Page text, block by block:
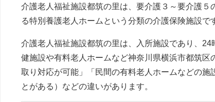
介護老人福祉施設都筑の里は、要介護３～要介護
る特別養護老人ホームという分類の介護保険施設で
介護老人福祉施設都筑の里は、入所施設であり、
健施設や有料老人ホームなど神奈川県横浜市都筑
取り対応が可能」「民間の有料老人ホームなどの
とがある）などの違いがあります。